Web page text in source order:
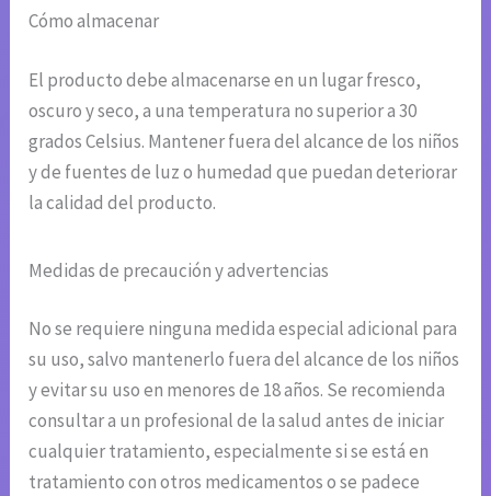
Cómo almacenar
El producto debe almacenarse en un lugar fresco,
oscuro y seco, a una temperatura no superior a 30
grados Celsius. Mantener fuera del alcance de los niños
y de fuentes de luz o humedad que puedan deteriorar
la calidad del producto.
Medidas de precaución y advertencias
No se requiere ninguna medida especial adicional para
su uso, salvo mantenerlo fuera del alcance de los niños
y evitar su uso en menores de 18 años. Se recomienda
consultar a un profesional de la salud antes de iniciar
cualquier tratamiento, especialmente si se está en
tratamiento con otros medicamentos o se padece